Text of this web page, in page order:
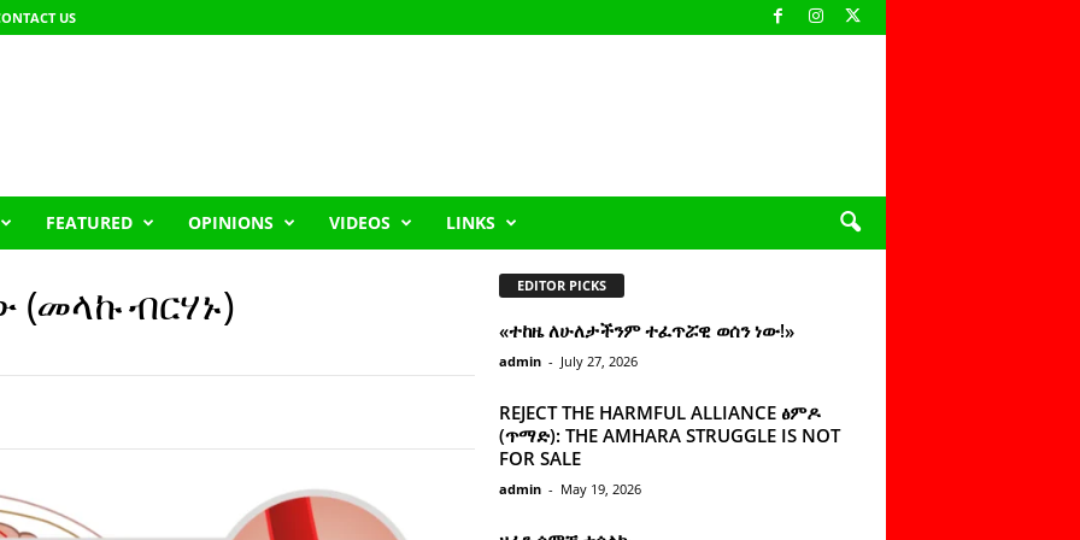
US
FEATURED OPINIONS VIDEOS LINKS
(መላኩ ብርሃኑ) EDITOR PICKS
«ተከዜ ለሁለታችንም ተፈጥሯዊ ወሰን ነው!»
admin - July 27, 2026
REJECT THE HARMFUL ALLIANCE ፅምዶ
(ጥማድ): THE AMHARA STRUGGLE IS NOT
FOR SALE
admin - May 19, 2026